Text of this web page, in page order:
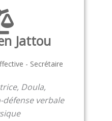
Jattou
- Secrétaire
Doula,
défense verbale